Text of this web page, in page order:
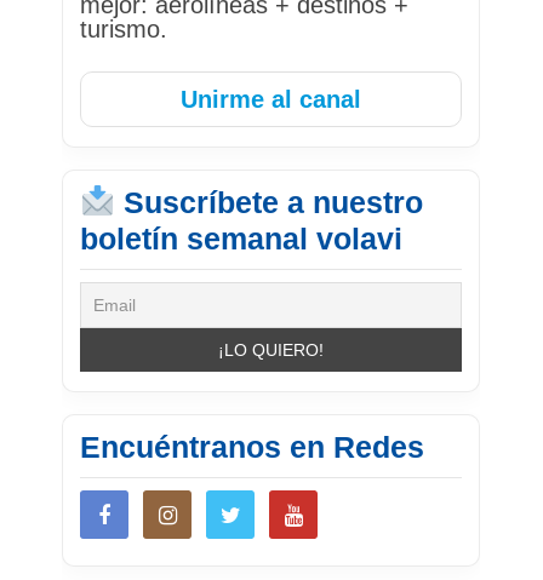
turismo.
Unirme al canal
Suscríbete a nuestro
boletín semanal volavi
Encuéntranos en Redes